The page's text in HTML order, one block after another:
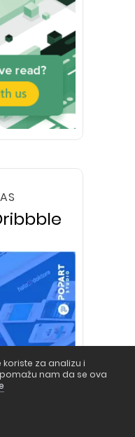
koriste za analizu i
nam da se ova